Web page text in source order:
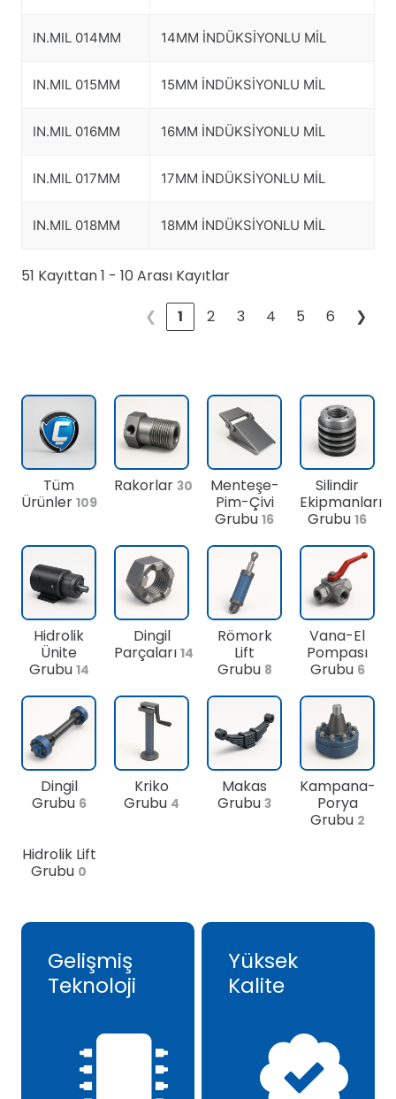
IN.MIL 014MM 14MM İNDÜKSİYONLU MİL
IN.MIL 015MM 15MM İNDÜKSİYONLU MİL
IN.MIL 016MM 16MM İNDÜKSİYONLU MİL
IN.MIL 017MM 17MM İNDÜKSİYONLU MİL
IN.MIL 018MM 18MM İNDÜKSİYONLU MİL
51 Kayıttan 1 - 10 Arası Kayıtlar
❮
1 2 3 4 5 6 ❯
Tüm
Ürünler 109
Rakorlar 30
Menteşe-
Pim-Çivi
Grubu 16
Silindir
Ekipmanları
Grubu 16
Hidrolik
Ünite
Grubu 14
Dingil
Parçaları 14
Römork
Lift
Grubu 8
Vana-El
Pompası
Grubu 6
Dingil
Grubu 6
Kriko
Grubu 4
Makas
Grubu 3
Kampana-
Porya
Grubu 2
Hidrolik Lift
Grubu 0
Gelişmiş
Teknoloji
Yüksek
Kalite